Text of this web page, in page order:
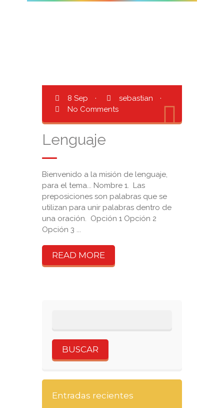
8 Sep · sebastian
·
No Comments
Lenguaje
Bienvenido a la misión de lenguaje,
para el tema... Nombre 1. Las
preposiciones son palabras que se
utilizan para unir palabras dentro de
una oración. Opción 1 Opción 2
Opción 3 ...
READ MORE
Entradas recientes